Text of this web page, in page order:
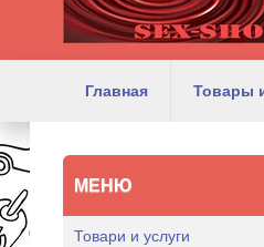
Главная Товары
Товари и услуги